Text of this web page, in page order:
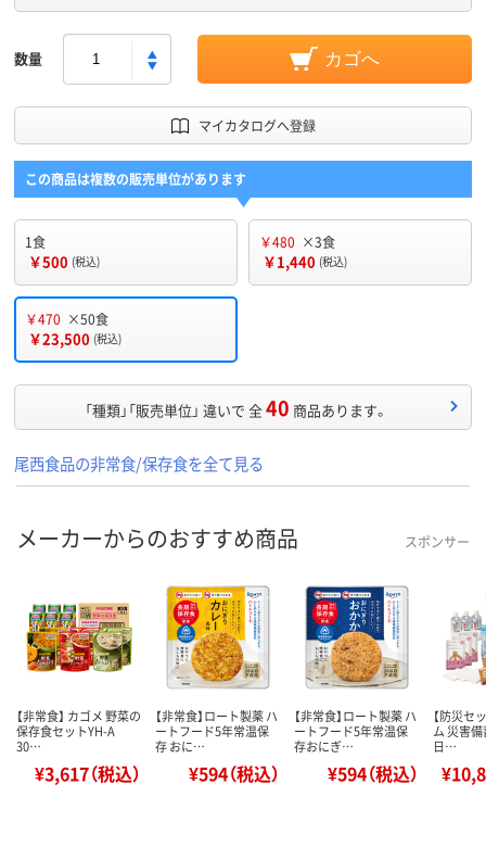
数量 カゴへ
マイカタログへ登録
この商品は複数の販売単位があります
1食
￥500 (税込)
￥480 ×3食
￥1,440 (税込)
￥470 ×50食
￥23,500 (税込)
「種類」「販売単位」 違いで 全40 商品あります。
尾西食品の非常食/保存食を全て見る
メーカーからのおすすめ商品 スポンサー
【非常食】 カゴメ 野菜の
保存食セットYH-A
30…
¥3,617（税込）
【非常食】ロート製薬 ハ
ートフード5年常温保
存 おに…
¥594（税込）
【非常食】ロート製薬 ハ
ートフード5年常温保
存おにぎ…
¥594（税込）
【防災セ
ム 災害備
日…